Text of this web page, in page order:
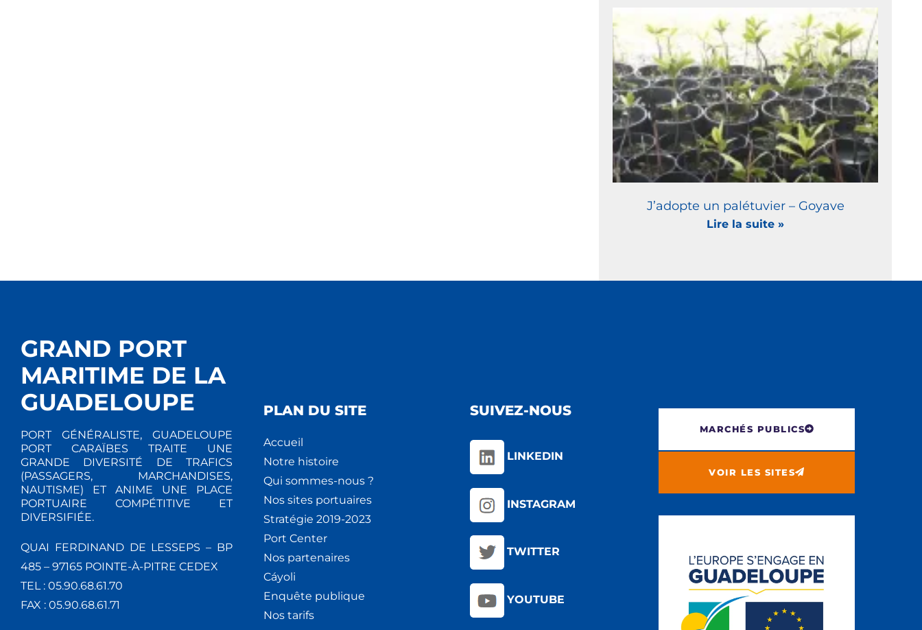
J’adopte un palétuvier – Goyave
Lire la suite »
GRAND PORT
MARITIME DE LA
GUADELOUPE
PORT GÉNÉRALISTE, GUADELOUPE
PORT CARAÏBES TRAITE UNE
GRANDE DIVERSITÉ DE TRAFICS
(PASSAGERS, MARCHANDISES,
NAUTISME) ET ANIME UNE PLACE
PORTUAIRE COMPÉTITIVE ET
DIVERSIFIÉE.
QUAI FERDINAND DE LESSEPS – BP
485 – 97165 POINTE-À-PITRE CEDEX
TEL : 05.90.68.61.70
FAX : 05.90.68.61.71
PLAN DU SITE
Accueil
Notre histoire
Qui sommes-nous ?
Nos sites portuaires
Stratégie 2019-2023
Port Center
Nos partenaires
Cáyoli
Enquête publique
Nos tarifs
SUIVEZ-NOUS
LINKEDIN
INSTAGRAM
TWITTER
YOUTUBE
MARCHÉS PUBLICS
VOIR LES SITES